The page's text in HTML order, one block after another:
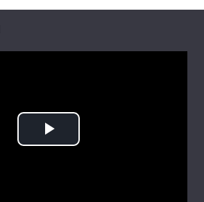
Туризм
Регіони
Play